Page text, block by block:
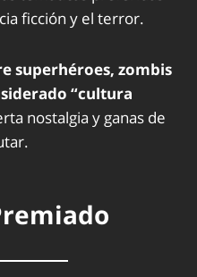
ficción y el terror.
superhéroes, zombis
“cultura
nostalgia y ganas de